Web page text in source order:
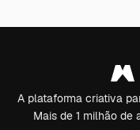
A plataforma criativa
Mais de 1 milhão de